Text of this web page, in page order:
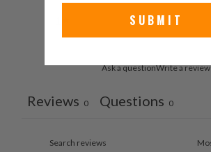
Ask a questionWrite a review
Reviews 0 Questions 0
SUBMIT